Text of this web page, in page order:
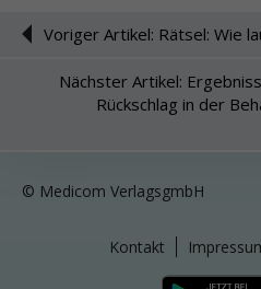
Voriger Artikel: Rätsel: Wie
Nächster Artikel:
Rückschlag in der
© Medicom VerlagsgmbH
Kontakt